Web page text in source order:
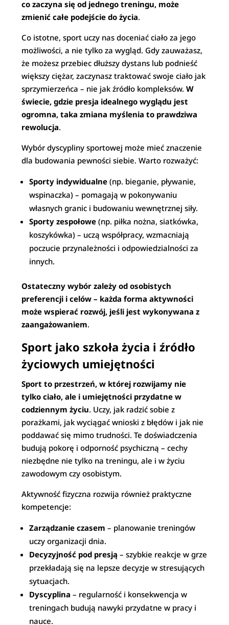
co zaczyna się od jednego treningu, może
zmienić całe podejście do życia.
Co istotne, sport uczy nas doceniać ciało za jego
możliwości, a nie tylko za wygląd. Gdy zauważasz,
że możesz przebiec dłuższy dystans lub podnieść
większy ciężar, zaczynasz traktować swoje ciało jak
sprzymierzeńca – nie jak źródło kompleksów.W
świecie, gdzie presja idealnego wyglądu jest
ogromna, taka zmiana myślenia to prawdziwa
rewolucja.
Wybór dyscypliny sportowej może mieć znaczenie
dla budowania pewności siebie. Warto rozważyć:
Sporty indywidualne (np. bieganie, pływanie,
wspinaczka) – pomagają w pokonywaniu
własnych granic i budowaniu wewnętrznej siły.
Sporty zespołowe (np. piłka nożna, siatkówka,
koszykówka) – uczą współpracy, wzmacniają
poczucie przynależności i odpowiedzialności za
innych.
Ostateczny wybór zależy od osobistych
preferencji i celów – każda forma aktywności
może wspierać rozwój, jeśli jest wykonywana z
zaangażowaniem.
Sport jako szkoła życia i źródło
życiowych umiejętności
Sport to przestrzeń, w której rozwijamy nie
tylko ciało, ale i umiejętności przydatne w
codziennym życiu. Uczy, jak radzić sobie z
porażkami, jak wyciągać wnioski z błędów i jak nie
poddawać się mimo trudności. Te doświadczenia
budują pokorę i odporność psychiczną – cechy
niezbędne nie tylko na treningu, ale i w życiu
zawodowym czy osobistym.
Aktywność fizyczna rozwija również praktyczne
kompetencje:
Zarządzanie czasem – planowanie treningów
uczy organizacji dnia.
Decyzyjność pod presją – szybkie reakcje w grze
przekładają się na lepsze decyzje w stresujących
sytuacjach.
Dyscyplina – regularność i konsekwencja w
treningach budują nawyki przydatne w pracy i
nauce.